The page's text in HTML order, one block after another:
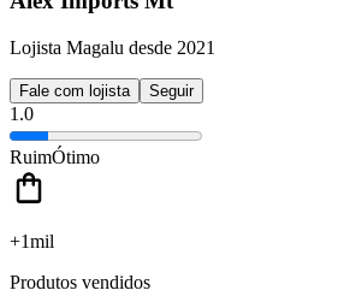
Lojista Magalu desde 2021
Fale com lojista Seguir
1.0
RuimÓtimo
+1mil
Produtos vendidos